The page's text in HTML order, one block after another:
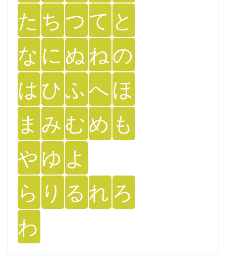
た ち つ て と
な に ぬ ねの
は ひふへほ
ま み むめ も
や ゆ よ
ら り る れ ろ
わ